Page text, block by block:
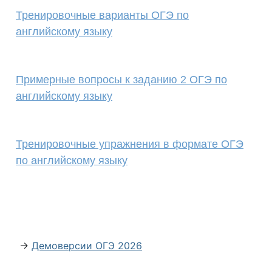
Тренировочные варианты ОГЭ по
английскому языку
Примерные вопросы к заданию 2 ОГЭ по
английскому языку
Тренировочные упражнения в формате ОГЭ
по английскому языку
→ Демоверсии ОГЭ 2026